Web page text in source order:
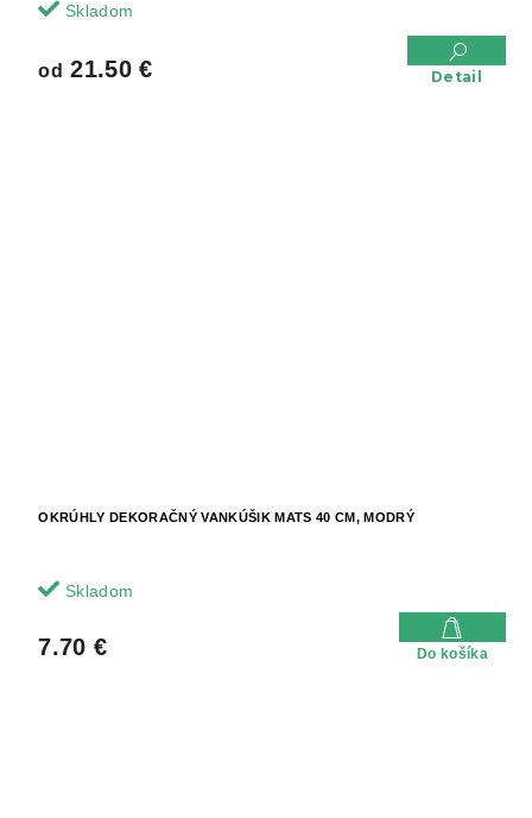
Skladom
od 21.50 € Detail
OKRÚHLY DEKORAČNÝ VANKÚŠIK MATS 40 CM, MODRÝ
Skladom
7.70 € Do košíka